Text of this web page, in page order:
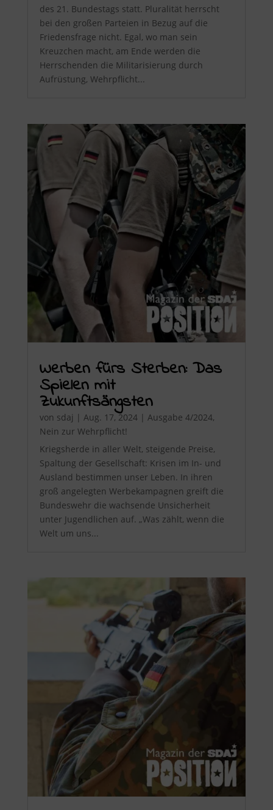
des 21. Bundestags statt. Pluralität herrscht
bei den großen Parteien in Bezug auf die
Friedensfrage nicht. Egal, wo man sein
Kreuzchen macht, am Ende werden die
Herrschenden die Militarisierung durch
Aufrüstung, Wehrpflicht...
Werben fürs Sterben: Das
Spielen mit
Zukunftsängsten
von sdaj | Aug. 17, 2024| Ausgabe 4/2024,
Nein zur Wehrpflicht!
Kriegsherde in aller Welt, steigende Preise,
Spaltung der Gesellschaft: Krisen im In- und
Ausland bestimmen unser Leben. In ihren
groß angelegten Werbekampagnen greift die
Bundeswehr die wachsende Unsicherheit
unter Jugendlichen auf. „Was zählt, wenn die
Welt um uns...